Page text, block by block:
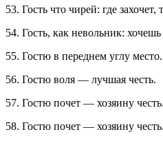
53. Гость что чирей: где захочет,
54. Гость, как невольник:
55. Гостю в переднем углу место.
56. Гостю воля — лучшая честь.
57. Гостю почет — хозяину честь.
58. Гостю почет — хозяину честь.